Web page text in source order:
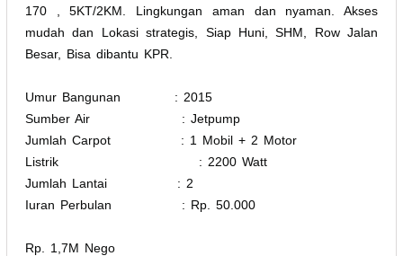
170 , 5KT/2KM. Lingkungan aman dan nyaman. Akses
mudah dan Lokasi strategis, Siap Huni, SHM, Row Jalan
Besar, Bisa dibantu KPR.
Umur Bangunan : 2015
Sumber Air : Jetpump
Jumlah Carpot : 1 Mobil + 2 Motor
Listrik : 2200 Watt
Jumlah Lantai : 2
Iuran Perbulan : Rp. 50.000
Rp. 1,7M Nego